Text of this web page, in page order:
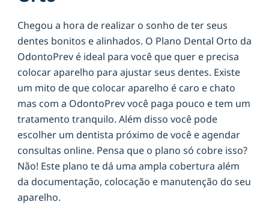
Chegou a hora de realizar o sonho de ter seus
dentes bonitos e alinhados. O Plano Dental Orto da
OdontoPrev é ideal para você que quer e precisa
colocar aparelho para ajustar seus dentes. Existe
um mito de que colocar aparelho é caro e chato
mas com a OdontoPrev você paga pouco e tem um
tratamento tranquilo. Além disso você pode
escolher um dentista próximo de você e agendar
consultas online. Pensa que o plano só cobre isso?
Não! Este plano te dá uma ampla cobertura além
da documentação, colocação e manutenção do seu
aparelho.